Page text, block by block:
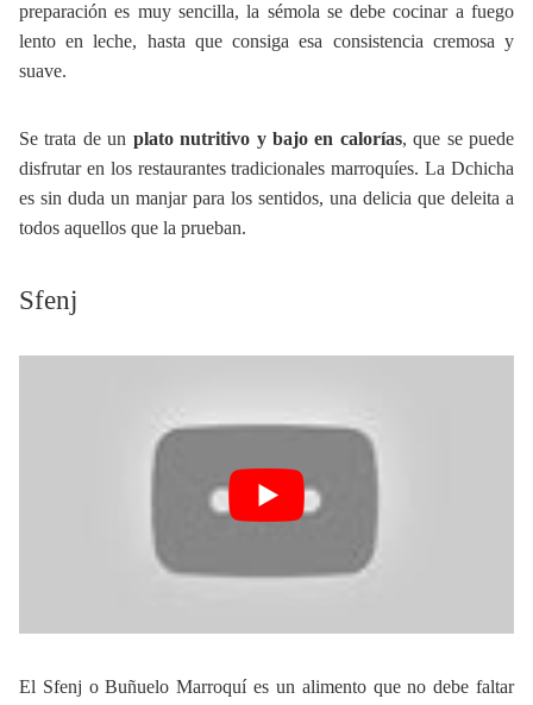
preparación es muy sencilla, la sémola se debe cocinar a fuego
lento en leche, hasta que consiga esa consistencia cremosa y
suave.
Se trata de un plato nutritivo y bajo en calorías, que se puede
disfrutar en los restaurantes tradicionales marroquíes. La Dchicha
es sin duda un manjar para los sentidos, una delicia que deleita a
todos aquellos que la prueban.
Sfenj
El Sfenj o Buñuelo Marroquí es un alimento que no debe faltar